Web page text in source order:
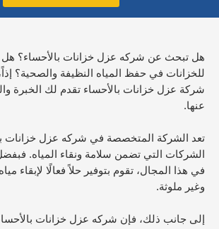
هل تبحث عن شركه عزل خزانات بالأحساء؟ هل
للخزانات في حفظ المياه النظيفة والصحية؟
شركة عزل خزانات بالأحساء تقدم لك الخبرة
عنها.
تعد الشركة المتخصصة في شركه عزل خزانات
الشركات التي تضمن سلامة ونقاء المياه.
في هذا المجال، تقوم بتوفير حلاً فعالًا لإبقاء
وغير ملوثة.
إلى جانب ذلك، فإن شركه عزل خزانات